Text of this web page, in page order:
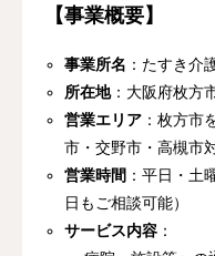
【事業概要】
事業所名 ：たすき介
所在地：大阪府枚方
営業エリア ：枚方市
市・交野市・高槻市
営業時間 ：平日・土
日もご相談可能）
サービス内容 ：